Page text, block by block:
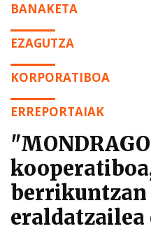
BANAKETA
EZAGUTZA
KORPORATIBOA
ERREPORTAIAK
eraldatzailea